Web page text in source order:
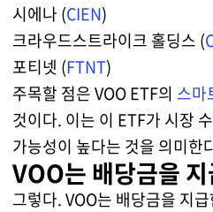
시에나 (CIEN)
크라우드스트라이크 홀딩스 (
포티넷 (FTNT)
주목할 점은 VOO ETF의 스마
것이다. 이는 이 ETF가 시장
가능성이 높다는 것을 의미한
VOO는 배당금을
그렇다. VOO는 배당금을 지